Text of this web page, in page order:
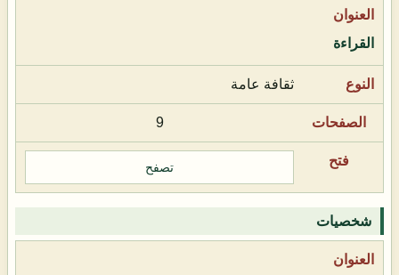
القراءة
ثقافة عامة
9
تصفح
شخصيات